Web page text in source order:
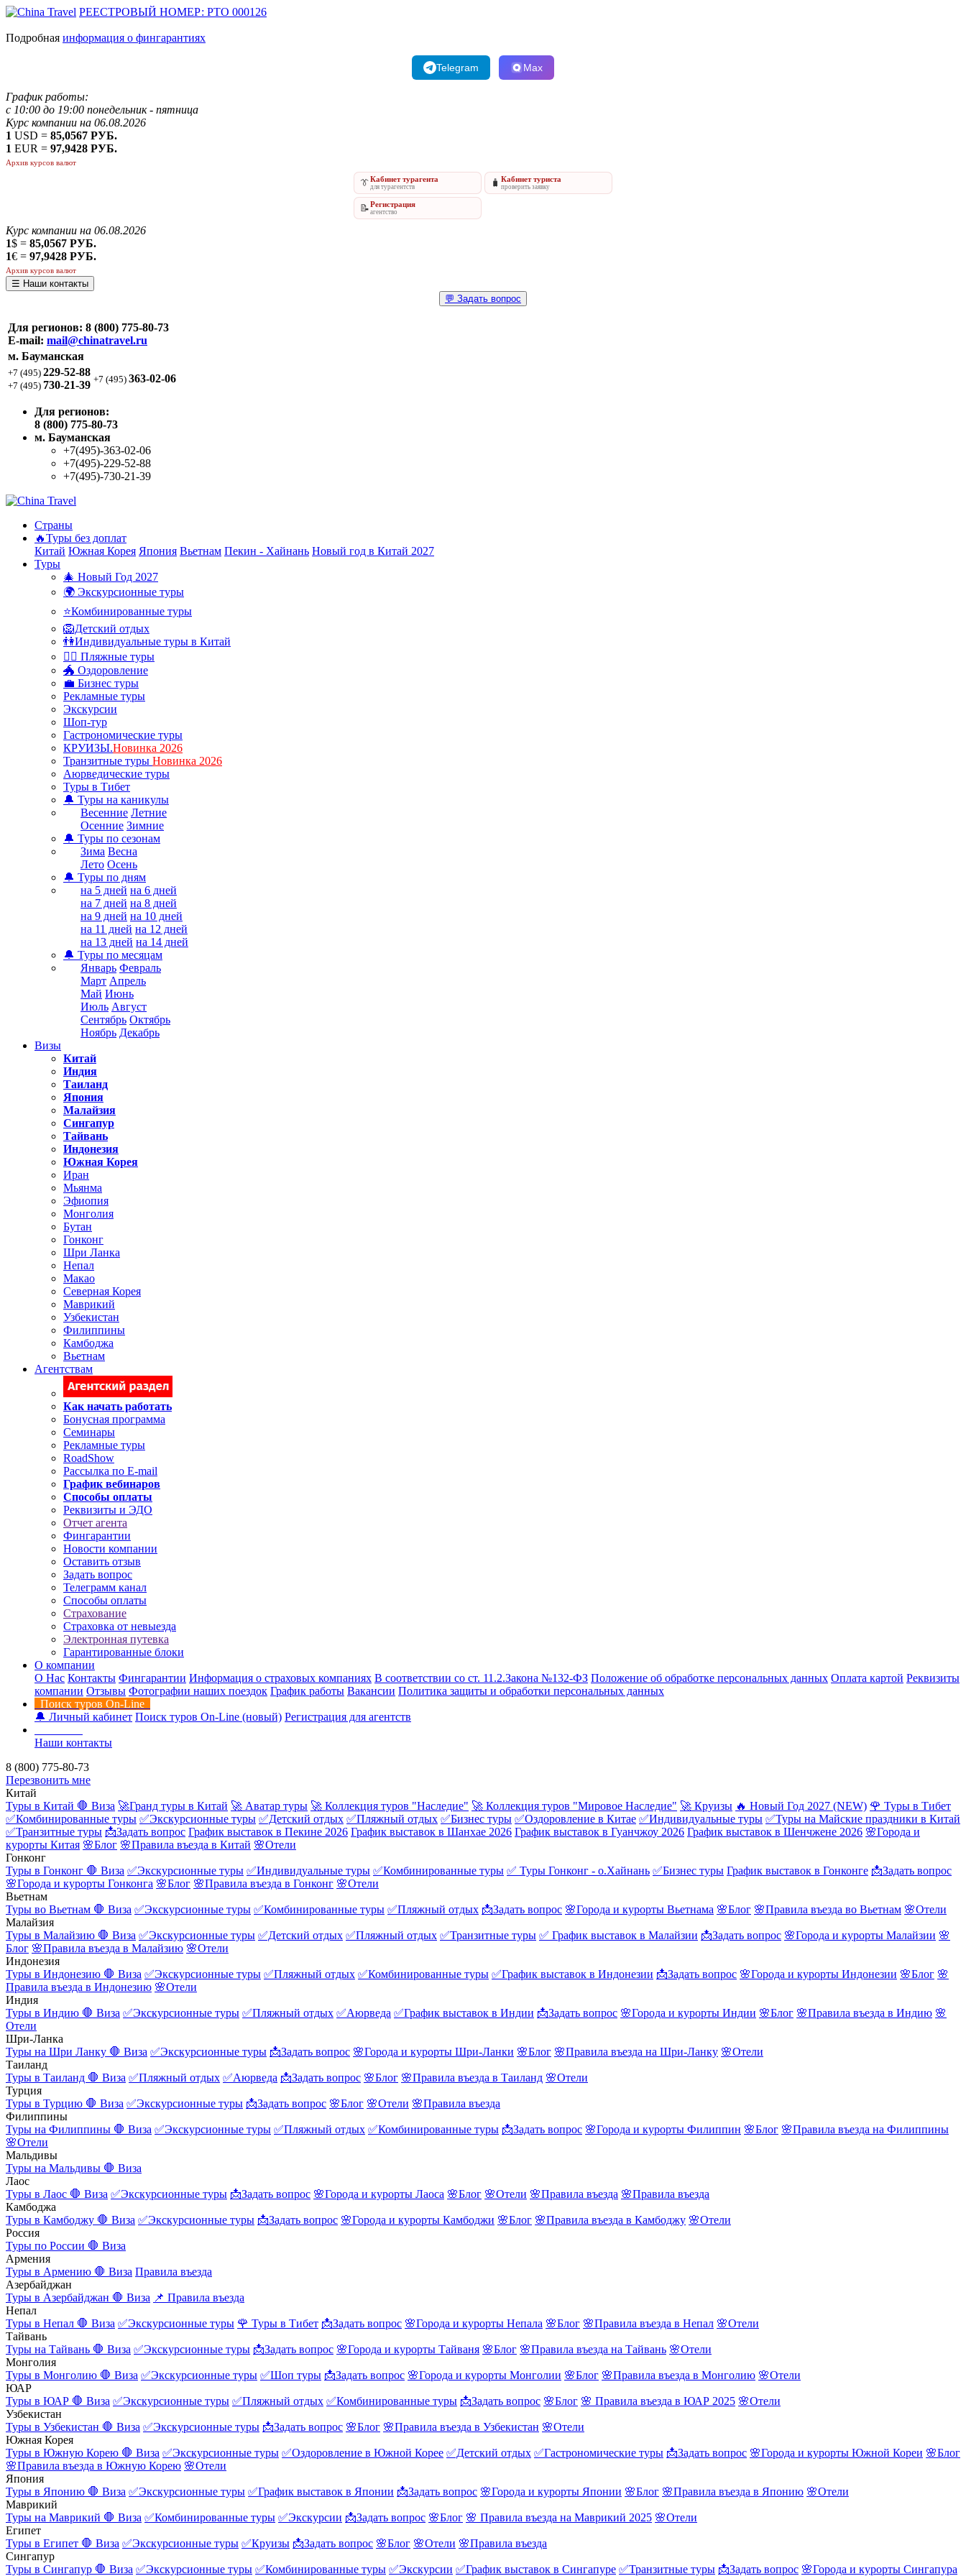
РЕЕСТРОВЫЙ НОМЕР: РТО 000126
Подробная информация о фингарантиях
Telegram Max
График работы:
с 10:00 до 19:00 понедельник - пятница
Курс компании на 06.08.2026
1 USD = 85,0567 РУБ.
1 EUR = 97,9428 РУБ.
Архив курсов валют
👔Кабинет турагента
для турагентств 🧳 Кабинет туриста
проверить заявку
📝Регистрация
агентство
Курс компании на 06.08.2026
1$ = 85,0567 РУБ.
1€ = 97,9428 РУБ.
Архив курсов валют
☰ Наши контакты
💬 Задать вопрос
Для регионов: 8 (800) 775-80-73
E-mail: mail@chinatravel.ru
м. Бауманская
+7 (495) 229-52-88
+7 (495) 730-21-39 +7 (495) 363-02-06
Для регионов:
8 (800) 775-80-73
м. Бауманская
+7(495)-363-02-06
+7(495)-229-52-88
+7(495)-730-21-39
Страны
🔥Туры без доплат
Китай Южная Корея Япония Вьетнам Пекин - Хайнань Новый год в Китай 2027
Туры
🎄 Новый Год 2027
🌍 Экскурсионные туры
⭐Комбинированные туры
🦁Детский отдых
👫Индивидуальные туры в Китай
🏊‍♂ Пляжные туры
🐲 Оздоровление
💼 Бизнес туры
Рекламные туры
Экскурсии
Шоп-тур
Гастрономические туры
КРУИЗЫ.Новинка 2026
Транзитные туры Новинка 2026
Аюрведические туры
Туры в Тибет
🔔 Туры на каникулы
Весенние Летние
Осенние Зимние
🔔 Туры по сезонам
Зима Весна
Лето Осень
🔔 Туры по дням
на 5 дней на 6 дней
на 7 дней на 8 дней
на 9 дней на 10 дней
на 11 дней на 12 дней
на 13 дней на 14 дней
🔔 Туры по месяцам
Январь Февраль
Март Апрель
Май Июнь
Июль Август
Сентябрь Октябрь
Ноябрь Декабрь
Визы
Китай
Индия
Таиланд
Япония
Малайзия
Сингапур
Тайвань
Индонезия
Южная Корея
Иран
Мьянма
Эфиопия
Монголия
Бутан
Гонконг
Шри Ланка
Непал
Макао
Северная Корея
Маврикий
Узбекистан
Филиппины
Камбоджа
Вьетнам
Агентствам
Как начать работать
Бонусная программа
Семинары
Рекламные туры
RoadShow
Рассылка по E-mail
График вебинаров
Способы оплаты
Реквизиты и ЭДО
Отчет агента
Фингарантии
Новости компании
Оставить отзыв
Задать вопрос
Телеграмм канал
Способы оплаты
Страхование
Страховка от невыезда
Электронная путевка
Гарантированные блоки
О компании
О Нас Контакты Фингарантии Информация о страховых компаниях В соответствии со ст. 11.2.Закона №132-ФЗ Положение об обработке персональных данных Оплата картой Реквизиты
компании Отзывы Фотографии наших поездок График работы Вакансии Политика защиты и обработки персональных данных
Поиск туров On-Line
🔔 Личный кабинет Поиск туров On-Line (новый) Регистрация для агентств
Наши контакты
8 (800) 775-80-73
Перезвонить мне
Китай
Туры в Китай 🛑 Виза 🚀Гранд туры в Китай 🚀 Аватар туры 🚀 Коллекция туров "Наследие" 🚀 Коллекция туров "Мировое Наследие" 🚀 Круизы 🔥 Новый Год 2027 (NEW) 🌹 Туры в Тибет
✅Комбинированные туры ✅Экскурсионные туры ✅Детский отдых ✅Пляжный отдых ✅Бизнес туры ✅Оздоровление в Китае ✅Индивидуальные туры ✅Туры на Майские праздники в Китай
✅Транзитные туры 📩Задать вопрос График выставок в Пекине 2026 График выставок в Шанхае 2026 График выставок в Гуанчжоу 2026 График выставок в Шенчжене 2026 🌸Города и
курорты Китая 🌸Блог 🌸Правила въезда в Китай 🌸Отели
Гонконг
Туры в Гонконг 🛑 Виза ✅Экскурсионные туры ✅Индивидуальные туры ✅Комбинированные туры ✅ Туры Гонконг - о.Хайнань ✅Бизнес туры График выставок в Гонконге 📩Задать вопрос
🌸Города и курорты Гонконга 🌸Блог 🌸Правила въезда в Гонконг 🌸Отели
Вьетнам
Туры во Вьетнам 🛑 Виза ✅Экскурсионные туры ✅Комбинированные туры ✅Пляжный отдых 📩Задать вопрос 🌸Города и курорты Вьетнама 🌸Блог 🌸Правила въезда во Вьетнам 🌸Отели
Малайзия
Туры в Малайзию 🛑 Виза ✅Экскурсионные туры ✅Детский отдых ✅Пляжный отдых ✅Транзитные туры ✅ График выставок в Малайзии 📩Задать вопрос 🌸Города и курорты Малайзии 🌸
Блог 🌸Правила въезда в Малайзию 🌸Отели
Индонезия
Туры в Индонезию 🛑 Виза ✅Экскурсионные туры ✅Пляжный отдых ✅Комбинированные туры ✅График выставок в Индонезии 📩Задать вопрос 🌸Города и курорты Индонезии 🌸Блог 🌸
Правила въезда в Индонезию 🌸Отели
Индия
Туры в Индию 🛑 Виза ✅Экскурсионные туры ✅Пляжный отдых ✅Аюрведа ✅График выставок в Индии 📩Задать вопрос 🌸Города и курорты Индии 🌸Блог 🌸Правила въезда в Индию 🌸
Отели
Шри-Ланка
Туры на Шри Ланку 🛑 Виза ✅Экскурсионные туры 📩Задать вопрос 🌸Города и курорты Шри-Ланки 🌸Блог 🌸Правила въезда на Шри-Ланку 🌸Отели
Таиланд
Туры в Таиланд 🛑 Виза ✅Пляжный отдых ✅Аюрведа 📩Задать вопрос 🌸Блог 🌸Правила въезда в Таиланд 🌸Отели
Турция
Туры в Турцию 🛑 Виза ✅Экскурсионные туры 📩Задать вопрос 🌸Блог 🌸Отели 🌸Правила въезда
Филиппины
Туры на Филиппины 🛑 Виза ✅Экскурсионные туры ✅Пляжный отдых ✅Комбинированные туры 📩Задать вопрос 🌸Города и курорты Филиппин 🌸Блог 🌸Правила въезда на Филиппины
🌸Отели
Мальдивы
Туры на Мальдивы 🛑 Виза
Лаос
Туры в Лаос 🛑 Виза ✅Экскурсионные туры 📩Задать вопрос 🌸Города и курорты Лаоса 🌸Блог 🌸Отели 🌸Правила въезда 🌸Правила въезда
Камбоджа
Туры в Камбоджу 🛑 Виза ✅Экскурсионные туры 📩Задать вопрос 🌸Города и курорты Камбоджи 🌸Блог 🌸Правила въезда в Камбоджу 🌸Отели
Россия
Туры по России 🛑 Виза
Армения
Туры в Армению 🛑 Виза Правила въезда
Азербайджан
Туры в Азербайджан 🛑 Виза 📌 Правила въезда
Непал
Туры в Непал 🛑 Виза ✅Экскурсионные туры 🌹 Туры в Тибет 📩Задать вопрос 🌸Города и курорты Непала 🌸Блог 🌸Правила въезда в Непал 🌸Отели
Тайвань
Туры на Тайвань 🛑 Виза ✅Экскурсионные туры 📩Задать вопрос 🌸Города и курорты Тайваня 🌸Блог 🌸Правила въезда на Тайвань 🌸Отели
Монголия
Туры в Монголию 🛑 Виза ✅Экскурсионные туры ✅Шоп туры 📩Задать вопрос 🌸Города и курорты Монголии 🌸Блог 🌸Правила въезда в Монголию 🌸Отели
ЮАР
Туры в ЮАР 🛑 Виза ✅Экскурсионные туры ✅Пляжный отдых ✅Комбинированные туры 📩Задать вопрос 🌸Блог 🌸 Правила въезда в ЮАР 2025 🌸Отели
Узбекистан
Туры в Узбекистан 🛑 Виза ✅Экскурсионные туры 📩Задать вопрос 🌸Блог 🌸Правила въезда в Узбекистан 🌸Отели
Южная Корея
Туры в Южную Корею 🛑 Виза ✅Экскурсионные туры ✅Оздоровление в Южной Корее ✅Детский отдых ✅Гастрономические туры 📩Задать вопрос 🌸Города и курорты Южной Кореи 🌸Блог
🌸Правила въезда в Южную Корею 🌸Отели
Япония
Туры в Японию 🛑 Виза ✅Экскурсионные туры ✅График выставок в Японии 📩Задать вопрос 🌸Города и курорты Японии 🌸Блог 🌸Правила въезда в Японию 🌸Отели
Маврикий
Туры на Маврикий 🛑 Виза ✅Комбинированные туры ✅Экскурсии 📩Задать вопрос 🌸Блог 🌸 Правила въезда на Маврикий 2025 🌸Отели
Египет
Туры в Египет 🛑 Виза ✅Экскурсионные туры ✅Круизы 📩Задать вопрос 🌸Блог 🌸Отели 🌸Правила въезда
Сингапур
Туры в Сингапур 🛑 Виза ✅Экскурсионные туры ✅Комбинированные туры ✅Экскурсии ✅График выставок в Сингапуре ✅Транзитные туры 📩Задать вопрос 🌸Города и курорты Сингапура